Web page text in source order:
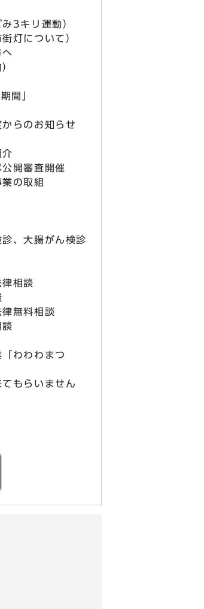
3キリ運動）
灯について）
へ
間」
らのお知らせ
介
開審査開催
の取組
、大腸がん検診
相談
無料相談
わわわまつ
もらいません